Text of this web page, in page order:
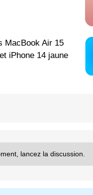
MacBook Air 15
iPhone 14 jaune
lancez la discussion.